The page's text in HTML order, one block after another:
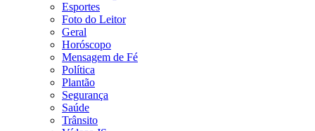
Esportes
Foto do Leitor
Geral
Horóscopo
Mensagem de Fé
Política
Plantão
Segurança
Saúde
Trânsito